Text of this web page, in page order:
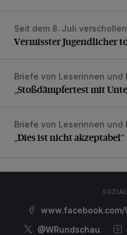
Vermisster Jugendlicher
Seit dem 8. Juli verschollen
Vermisster Jugendlicher
„Stoßdämpfertest mit
Briefe von Leserinnen und
„Stoßdämpfertest mit
„Dies ist nicht akzeptabel“
Briefe von Leserinnen und
„Dies ist nicht akzeptabel“
@WRundschau